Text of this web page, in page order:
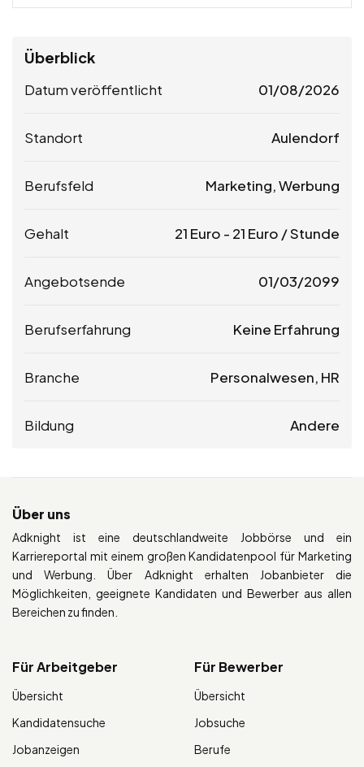
Überblick
Datum veröffentlicht 01/08/2026
Standort Aulendorf
Berufsfeld Marketing, Werbung
Gehalt 21 Euro - 21 Euro / Stunde
Angebotsende 01/03/2099
Berufserfahrung Keine Erfahrung
Branche Personalwesen, HR
Bildung Andere
Über uns
Adknight ist eine deutschlandweite Jobbörse und ein
Karriereportal mit einem großen Kandidatenpool für Marketing
und Werbung. Über Adknight erhalten Jobanbieter die
Möglichkeiten, geeignete Kandidaten und Bewerber aus allen
Bereichen zu finden.
Für Arbeitgeber
Übersicht
Kandidatensuche
Jobanzeigen
Für Bewerber
Übersicht
Jobsuche
Berufe